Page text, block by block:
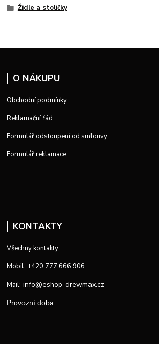
Židle a stoličky
O NÁKUPU
Obchodní podmínky
Reklamační řád
Formulář odstoupení od smlouvy
Formulář reklamace
KONTAKTY
Všechny kontakty
Mobil: +420 777 666 906
Mail: info@eshop-drewmax.cz
Provozní doba